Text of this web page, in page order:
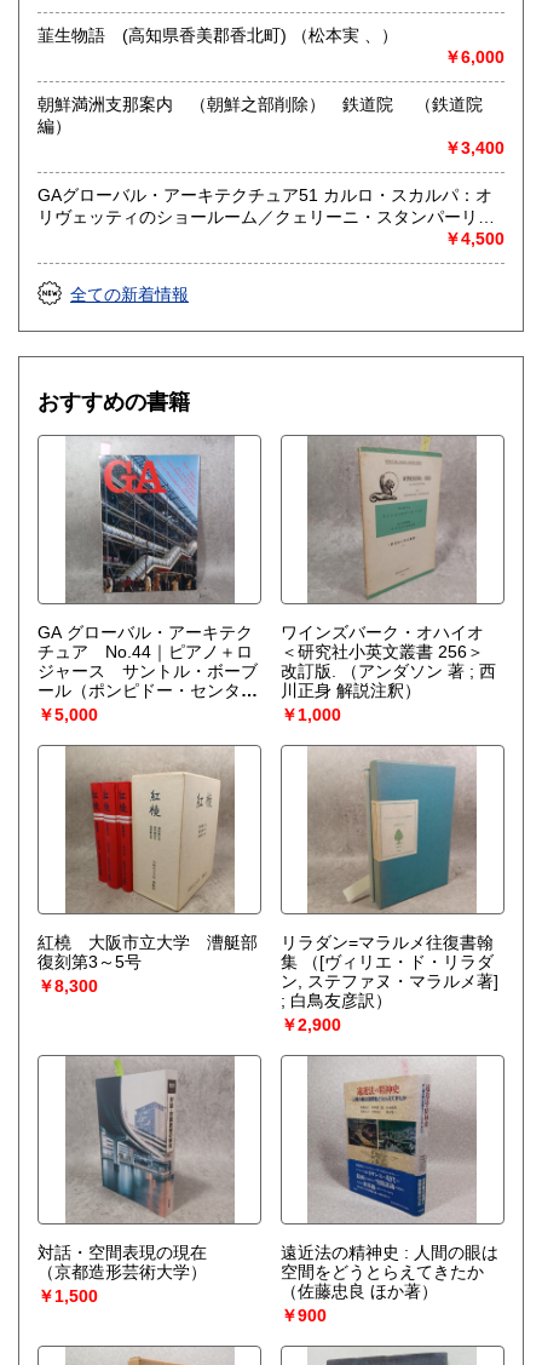
韮生物語 (高知県香美郡香北町) （松本実 、）
￥6,000
朝鮮満洲支那案内 （朝鮮之部削除） 鉄道院 （鉄道院
編）
￥3,400
GAグローバル・アーキテクチュア51 カルロ・スカルパ：オ
リヴェッティのショールーム／クェリーニ・スタンパーリア
影）
￥4,500
全ての新着情報
おすすめの書籍
GA グローバル・アーキテク
チュア No.44｜ピアノ＋ロ
ジャース サントル・ボーブ
ール（ポンピドー・センタ
ー） 1972-1977
細谷巌[編集] 二川幸夫 [翻
訳] 安藤正雄）
￥5,000
ワインズバーク・オハイオ
＜研究社小英文叢書 256＞
改訂版.
（アンダソン 著 ; 西
川正身 解説注釈）
￥1,000
紅橈 大阪市立大学 漕艇部
復刻第3～5号
￥8,300
リラダン=マラルメ往復書翰
集
（[ヴィリエ・ド・リラダ
ン, ステファヌ・マラルメ著]
; 白鳥友彦訳）
￥2,900
対話・空間表現の現在
（京都造形芸術大学）
￥1,500
遠近法の精神史 : 人間の眼は
空間をどうとらえてきたか
（佐藤忠良 ほか著）
￥900